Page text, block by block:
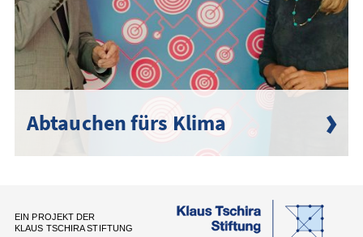
Abtauchen fürs Klima
EIN PROJEKT DER
KLAUS TSCHIRA STIFTUNG